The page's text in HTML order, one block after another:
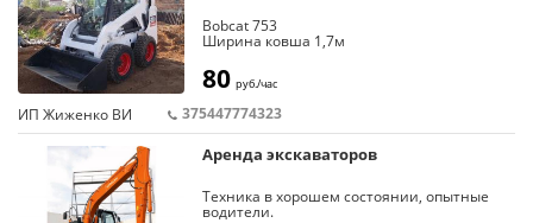
Bobcat 753
Ширина ковша 1,7м
Объем 0,3куб
80 руб./час
ИП Жиженко ВИ 375447774323
Аренда экскаваторов
Техника в хорошем состоянии, опытные
водители.